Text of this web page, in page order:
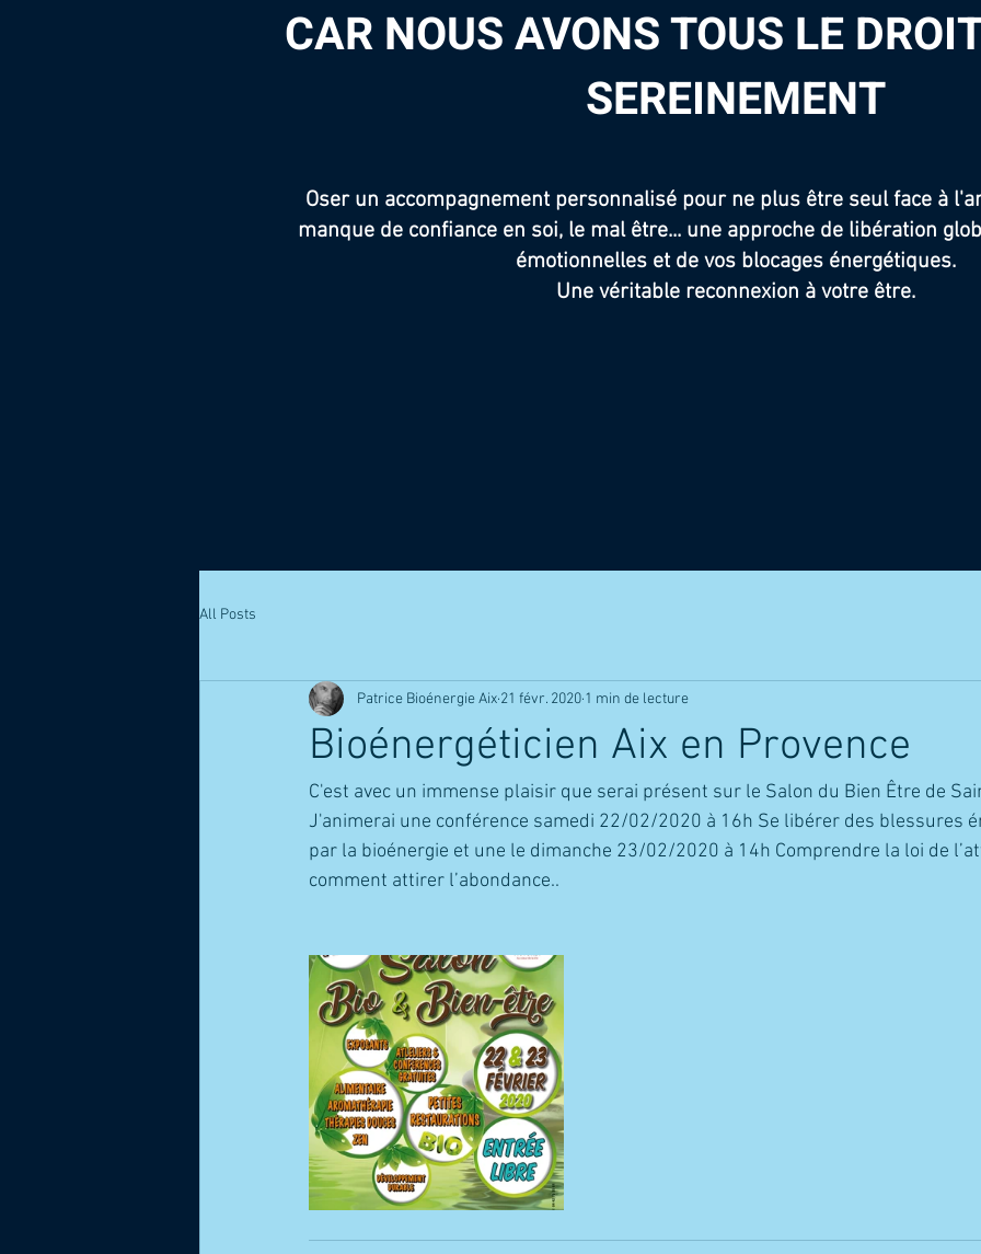
CAR NOUS AVONS TOUS LE
SEREINEMENT
Oser un accompagnement personnalisé pour ne plus être seul face à
manque de confiance en soi, le mal être... une approche de libération
émotionnelles et de vos blocages énergétiques.
Une véritable reconnexion à votre être.
All Posts
Bioénergéticien Aix en Provence
Patrice Bioénergie Aix 21 févr. 2020 1 min de lecture
C'est avec un immense plaisir que serai présent sur le Salon du Bien Être de
J'animerai une conférence samedi 22/02/2020 à 16h Se libérer des blessures
par la bioénergie et une le dimanche 23/02/2020 à 14h Comprendre la loi de
comment attirer l’abondance..